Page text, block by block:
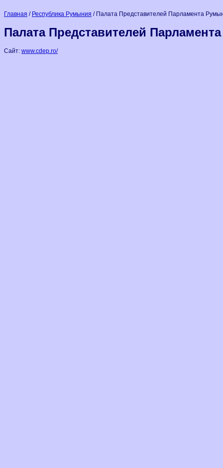
Главная / Республика Румыния / Палата Представителей Парламента
Палата Представителей
Сайт: www.cdep.ro/